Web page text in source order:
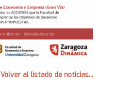
Volver al listado de noticias...